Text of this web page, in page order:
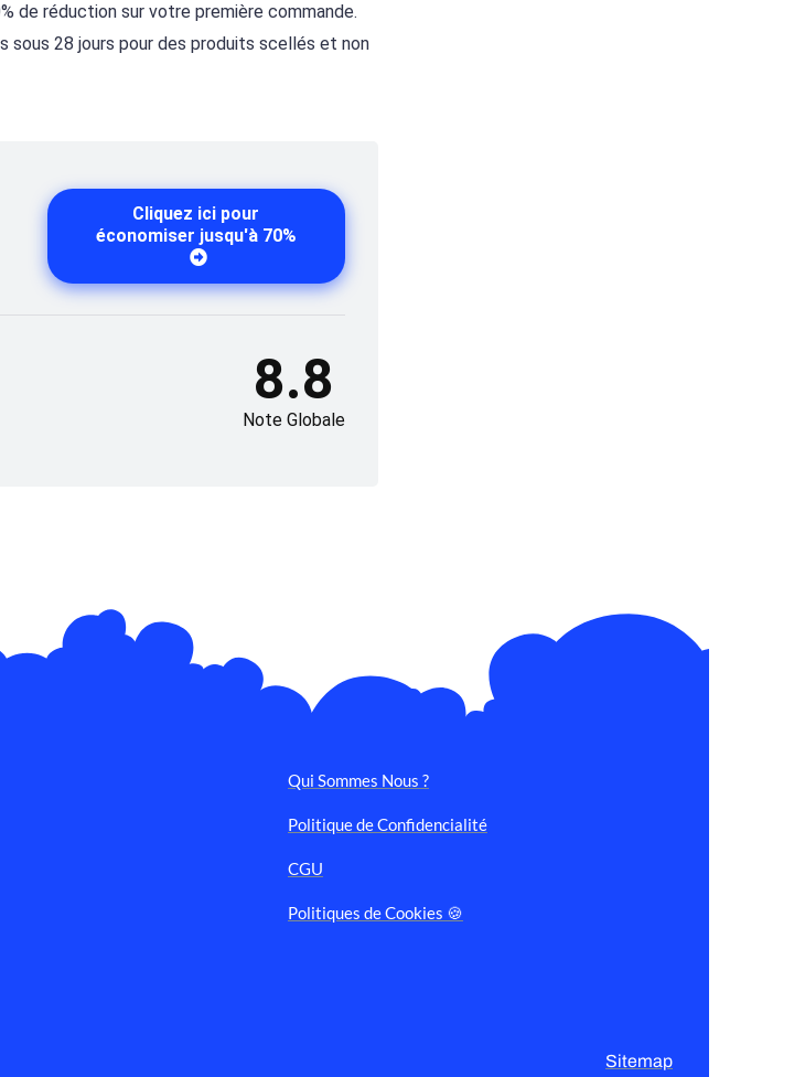
de réduction sur votre première commande.
28 jours pour des produits scellés et non
Cliquez ici pour
économiser jusqu'à 70%
8.8
Note Globale
Qui Sommes Nous ?
Politique de Confidencialité
CGU
Politiques de Cookies 🍪
Sitemap